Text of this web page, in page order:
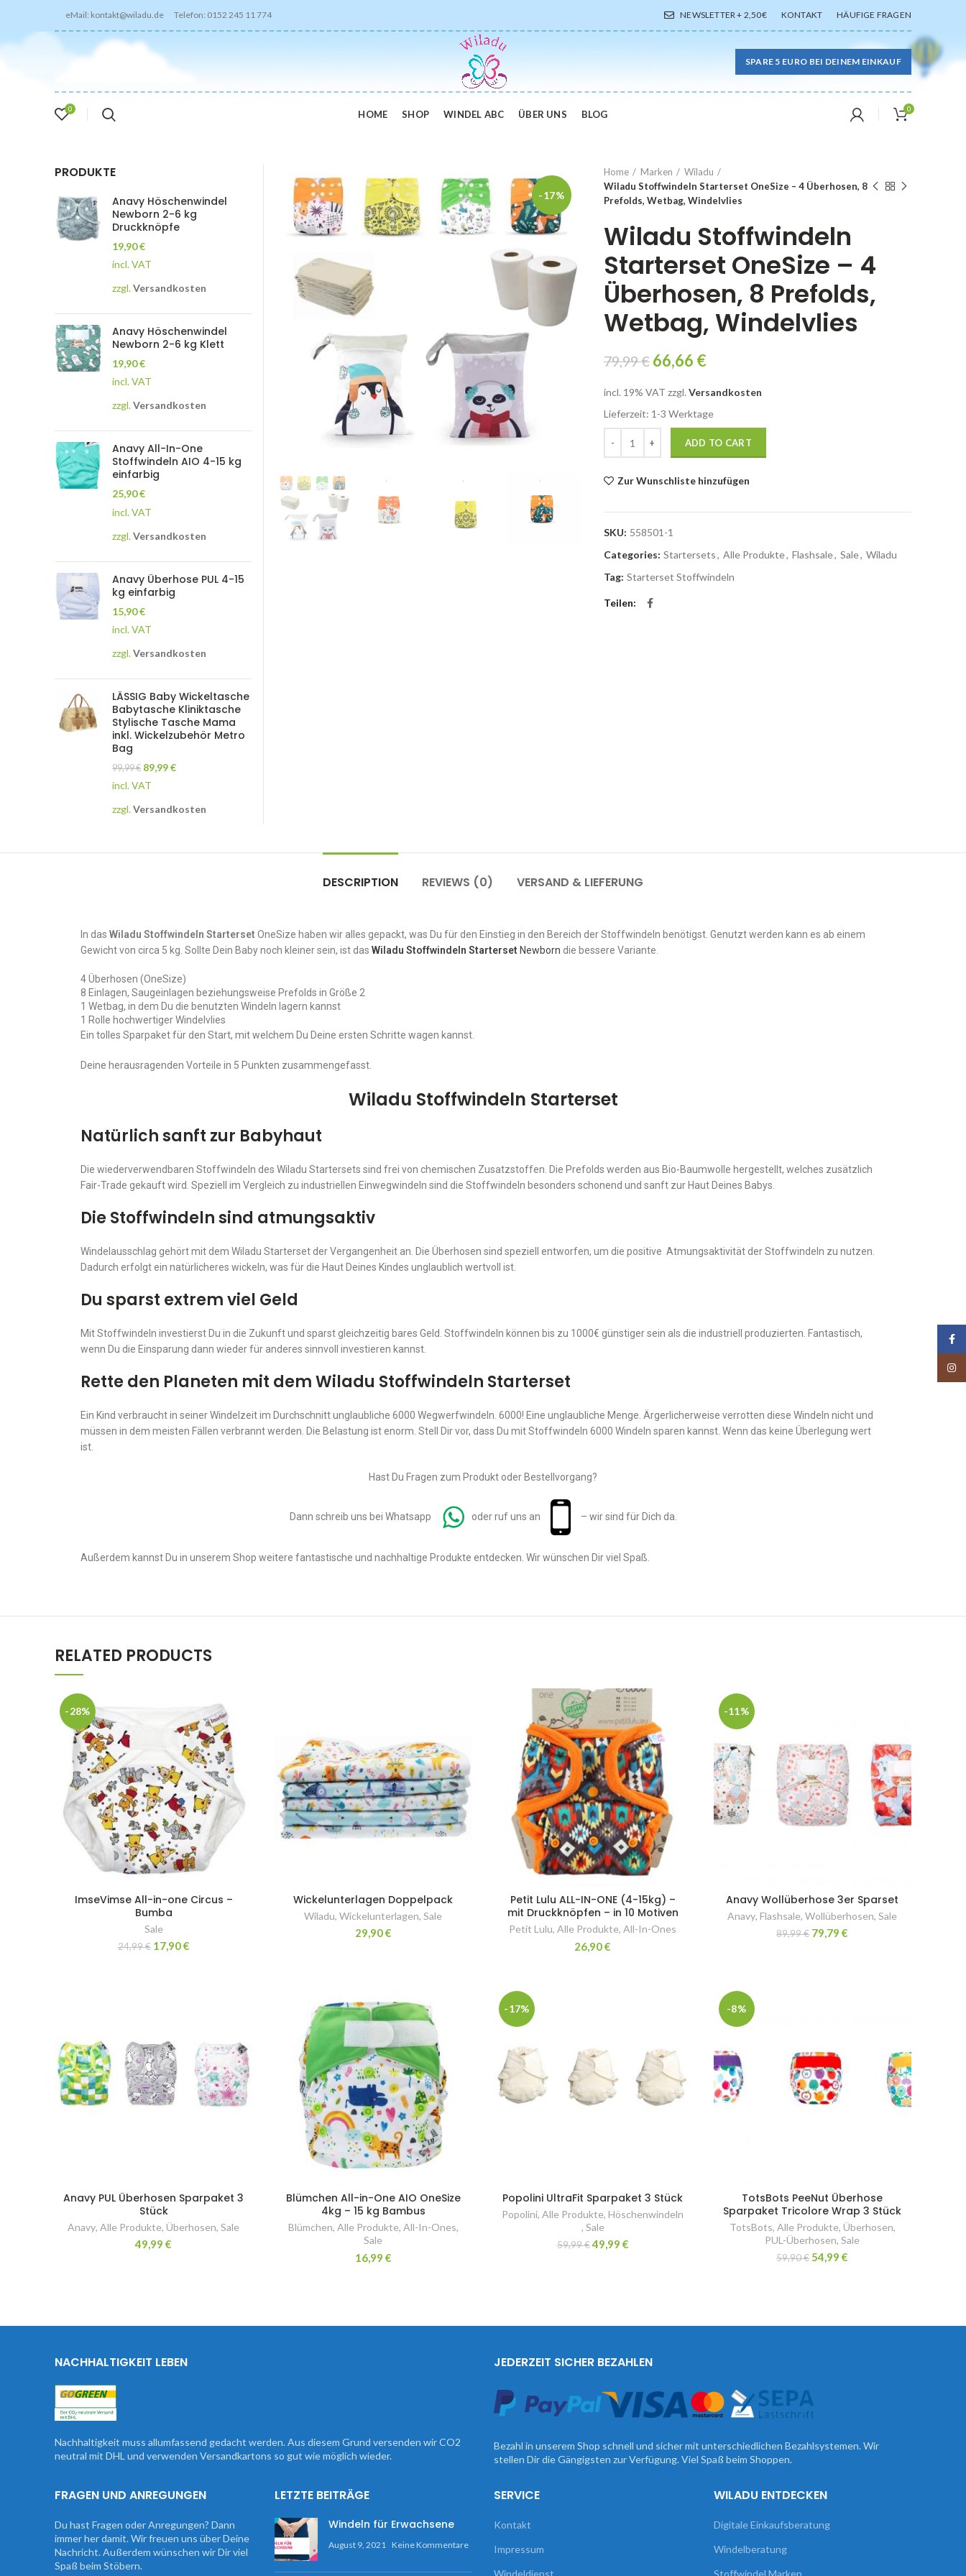
eMail: kontakt@wiladu.de Telefon: 0152 245 11 774 NEWSLETTER + 2,50€ KONTAKT HÄUFIGE FRAGEN
SPARE 5 EURO BEI DEINEM EINKAUF
0 HOME SHOP WINDEL ABC ÜBER UNS BLOG 0
-17%
Home Marken
Wiladu
Wiladu Stoffwindeln Starterset OneSize – 4 Überhosen, 8
Prefolds, Wetbag, Windelvlies
Wiladu Stoffwindeln
Starterset OneSize – 4
Überhosen, 8 Prefolds,
Wetbag, Windelvlies
79,99€ 66,66 €
incl. 19% VAT zzgl. Versandkosten
Lieferzeit: 1-3 Werk­ta­ge
ADD TO CART
Zur Wunschliste hinzufügen
SKU: 558501-1
Categories: Startersets, Alle Produkte, Flashsale, Sale, Wiladu
Tag: Starterset Stoffwindeln
Teilen
PRODUKTE
Anavy Höschenwindel
Newborn 2-6 kg
Druckknöpfe
19,90€
incl. VAT
zzgl.Versandkosten
Anavy Höschenwindel
Newborn 2-6 kg Klett
19,90€
incl. VAT
zzgl.Versandkosten
Anavy All-In-One
Stoffwindeln AIO 4-15 kg
einfarbig
25,90€
incl. VAT
zzgl.Versandkosten
Anavy Überhose PUL 4-15
kg einfarbig
15,90€
incl. VAT
zzgl.Versandkosten
LÄSSIG Baby Wickeltasche
Babytasche Kliniktasche
Stylische Tasche Mama
inkl. Wickelzubehör Metro
Bag
99,99€ 89,99€
incl. VAT
zzgl.Versandkosten
DESCRIPTION REVIEWS (0) VERSAND & LIEFERUNG
In das Wiladu Stoffwindeln Starterset OneSize haben wir alles gepackt, was Du für den Einstieg in den Bereich der Stoffwindeln benötigst. Genutzt werden kann es ab einem
Gewicht von circa 5 kg. Sollte Dein Baby noch kleiner sein, ist das Wiladu Stoffwindeln Starterset Newborn die bessere Variante.
4 Überhosen (OneSize)
8 Einlagen, Saugeinlagen beziehungsweise Prefolds in Größe 2
1 Wetbag, in dem Du die benutzten Windeln lagern kannst
1 Rolle hochwertiger Windelvlies
Ein tolles Sparpaket für den Start, mit welchem Du Deine ersten Schritte wagen kannst.
Deine herausragenden Vorteile in 5 Punkten zusammengefasst.
Wiladu Stoffwindeln Starterset
Natürlich sanft zur Babyhaut
Die wiederverwendbaren Stoffwindeln des Wiladu Startersets sind frei von chemischen Zusatzstoffen. Die Prefolds werden aus Bio-Baumwolle hergestellt, welches zusätzlich
Fair-Trade gekauft wird. Speziell im Vergleich zu industriellen Einwegwindeln sind die Stoffwindeln besonders schonend und sanft zur Haut Deines Babys.
Die Stoffwindeln sind atmungsaktiv
Windelausschlag gehört mit dem Wiladu Starterset der Vergangenheit an. Die Überhosen sind speziell entworfen, um die positive Atmungsaktivität der Stoffwindeln zu nutzen.
Dadurch erfolgt ein natürlicheres wickeln, was für die Haut Deines Kindes unglaublich wertvoll ist.
Du sparst extrem viel Geld
Mit Stoffwindeln investierst Du in die Zukunft und sparst gleichzeitig bares Geld. Stoffwindeln können bis zu 1000€ günstiger sein als die industriell produzierten. Fantastisch,
wenn Du die Einsparung dann wieder für anderes sinnvoll investieren kannst.
Rette den Planeten mit dem Wiladu Stoffwindeln Starterset
Ein Kind verbraucht in seiner Windelzeit im Durchschnitt unglaubliche 6000 Wegwerfwindeln. 6000! Eine unglaubliche Menge. Ärgerlicherweise verrotten diese Windeln nicht und
müssen in dem meisten Fällen verbrannt werden. Die Belastung ist enorm. Stell Dir vor, dass Du mit Stoffwindeln 6000 Windeln sparen kannst. Wenn das keine Überlegung wert
ist.
Hast Du Fragen zum Produkt oder Bestellvorgang?
Dann schreib uns bei Whatsapp oder ruf uns an – wir sind für Dich da.
Außerdem kannst Du in unserem Shop weitere fantastische und nachhaltige Produkte entdecken. Wir wünschen Dir viel Spaß.
RELATED PRODUCTS
-28%
ImseVimse All-in-one Circus –
Bumba
Sale
24,99€ 17,90€
Wickelunterlagen Doppelpack
Wiladu,Wickelunterlagen,Sale
29,90€
Petit Lulu ALL-IN-ONE (4-15kg) –
mit Druckknöpfen – in 10 Motiven
Petit Lulu,Alle Produkte,All-In-Ones
26,90€
-11%
Anavy Wollüberhose 3er Sparset
Anavy, Flashsale,Wollüberhosen,Sale
89,99€ 79,79€
Anavy PUL Überhosen Sparpaket 3
Stück
Anavy,Alle Produkte, Überhosen,Sale
49,99€
Blümchen All-in-One AIO OneSize
4kg – 15 kg Bambus
Blümchen, Alle Produkte, All-In-Ones,
Sale
16,99 €
-17%
Popolini UltraFit Sparpaket 3 Stück
Popolini,Alle Produkte, Höschenwindeln
, Sale
59,99€49,99 €
-8%
TotsBots PeeNut Überhose
Sparpaket Tricolore Wrap 3 Stück
TotsBots, Alle Produkte, Überhosen,
PUL-Überhosen,Sale
59,90€ 54,99€
NACHHALTIGKEIT LEBEN
Nachhaltigkeit muss allumfassend gedacht werden. Aus diesem Grund versenden wir CO2
neutral mit DHL und verwenden Versandkartons so gut wie möglich wieder.
JEDERZEIT SICHER BEZAHLEN
Bezahl in unserem Shop schnell und sicher mit unterschiedlichen Bezahlsystemen. Wir
stellen Dir die Gängigsten zur Verfügung. Viel Spaß beim Shoppen.
FRAGEN UND ANREGUNGEN
Du hast Fragen oder Anregungen? Dann
immer her damit. Wir freuen uns über Deine
Nachricht. Außerdem wünschen wir Dir viel
Spaß beim Stöbern.
LETZTE BEITRÄGE
Windeln für Erwachsene
August 9, 2021 Keine Kommentare
SERVICE
Kontakt
Impressum
Windeldienst
WILADU ENTDECKEN
Digitale Einkaufsberatung
Windelberatung
Stoffwindel Marken